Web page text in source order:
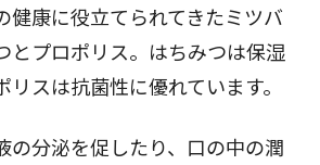
健康に役立てられてきたミツバ
とプロポリス。はちみつは保湿
スは抗菌性に優れています。
の分泌を促したり、口の中の潤